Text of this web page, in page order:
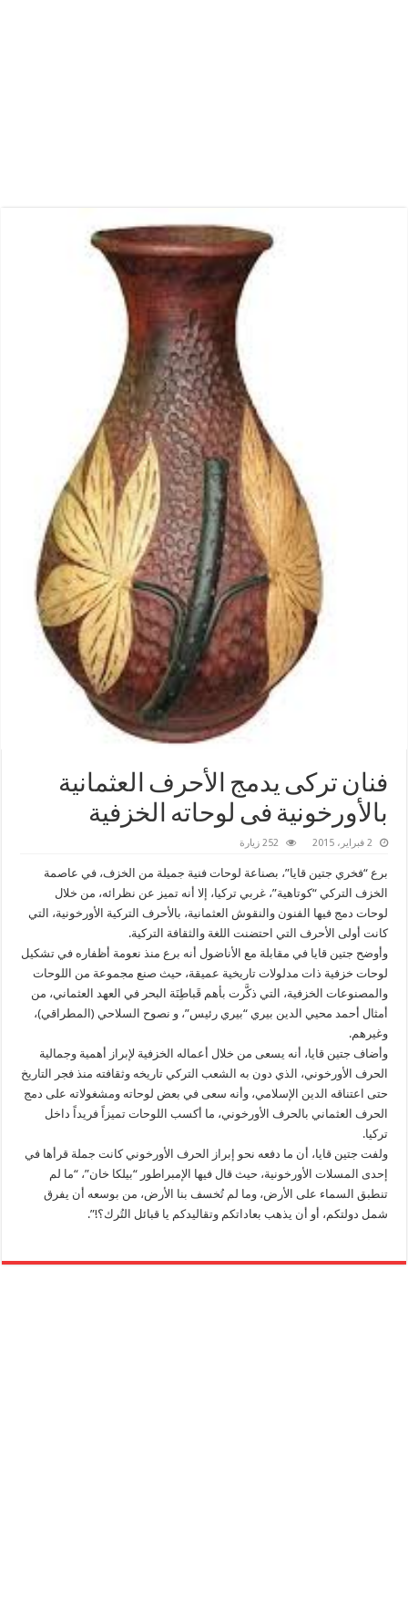
فنان تركى يدمج الأحرف العثمانية
بالأورخونية فى لوحاته الخزفية
2 فبراير، 2015 252 زيارة
برع “فخري جتين قايا”، بصناعة لوحات فنية جميلة من الخزف، في عاصمة
الخزف التركي “كوتاهية”، غربي تركيا، إلا أنه تميز عن نظرائه، من خلال
لوحات دمج فيها الفنون والنقوش العثمانية، بالأحرف التركية الأورخونية، التي
كانت أولى الأحرف التي احتضنت اللغة والثقافة التركية.
وأوضح جتين قايا في مقابلة مع الأناضول أنه برع منذ نعومة أظفاره في تشكيل
لوحات خزفية ذات مدلولات تاريخية عميقة، حيث صنع مجموعة من اللوحات
والمصنوعات الخزفية، التي ذكَّرت بأهم قَباطِنَة البحر في العهد العثماني، من
أمثال أحمد محيي الدين بيري “بيري رئيس”، و نصوح السلاحي (المطراقي)،
وغيرهم.
وأضاف جتين قايا، أنه يسعى من خلال أعماله الخزفية لإبراز أهمية وجمالية
الحرف الأورخوني، الذي دون به الشعب التركي تاريخه وثقافته منذ فجر التاريخ
حتى اعتناقه الدين الإسلامي، وأنه سعى في بعض لوحاته ومشغولاته على دمج
الحرف العثماني بالحرف الأورخوني، ما أكسب اللوحات تميزاً فريداً داخل
تركيا.
ولفت جتين قايا، أن ما دفعه نحو إبراز الحرف الأورخوني كانت جملة قرأها في
إحدى المسلات الأورخونية، حيث قال فيها الإمبراطور “بيلكا خان”، “ما لم
تنطبق السماء على الأرض، وما لم تُخسف بنا الأرض، من بوسعه أن يفرق
شمل دولتكم، أو أن يذهب بعاداتكم وتقاليدكم يا قبائل التُرك؟!”.